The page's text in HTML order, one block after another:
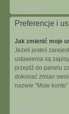
Na górę
Preferencje i
Jak zmienić moje
Jeżeli jesteś
ustawienia są
przejdź do panelu
dokonać zmian
nazwie “Moje